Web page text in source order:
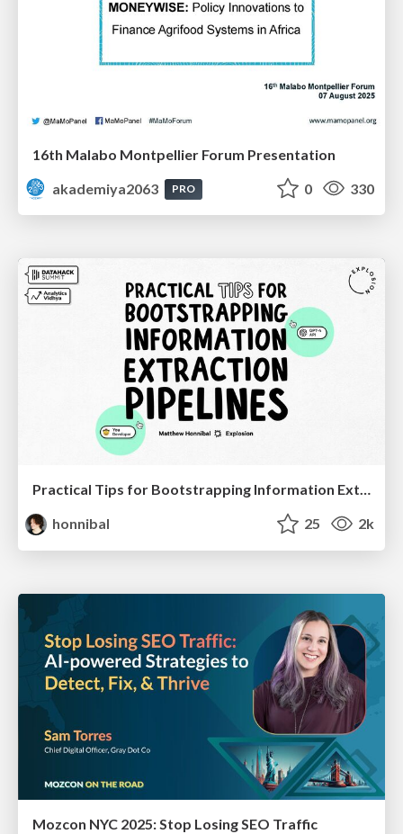
16th Malabo Montpellier Forum Presentation
akademiya2063
PRO 0 330
Practical Tips for Bootstrapping Information Extraction Pipelines
honnibal
25 2k
Mozcon NYC 2025: Stop Losing SEO Traffic